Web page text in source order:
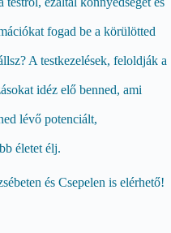
fogad be a körülötted
A testkezelések, feloldják a
idéz elő benned, ami
lévő potenciált,
életet élj.
és Csepelen is elérhető!